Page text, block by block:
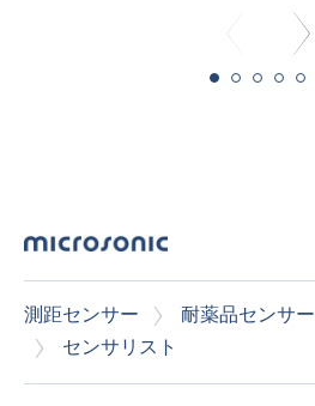
測距センサー 耐薬品センサー
センサリスト